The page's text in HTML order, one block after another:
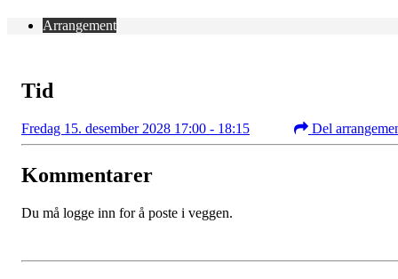
Arrangement
Tid
Fredag 15. desember 2028 17:00 - 18:15 Del
Kommentarer
Du må logge inn for å poste i veggen.